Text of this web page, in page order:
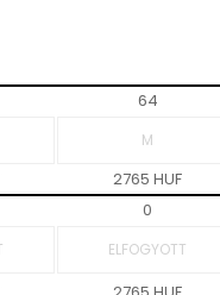
64
2765 HUF
0